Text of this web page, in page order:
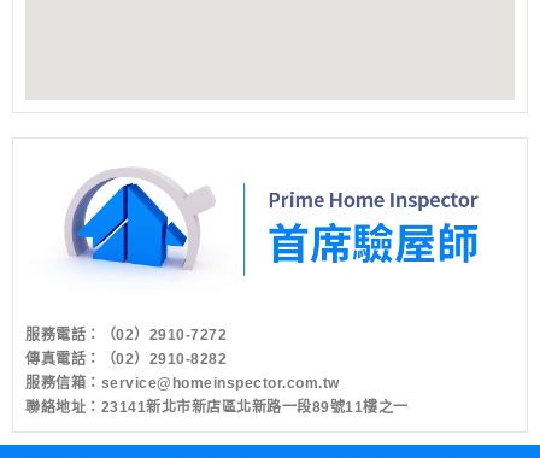
服務電話：
（02）2910-7272
傳真電話：（02）2910-8282
服務信箱： service@homeinspector.com.tw
聯絡地址：23141新北市新店區北新路一段89號11樓之一